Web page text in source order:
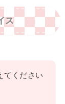
ス
てください